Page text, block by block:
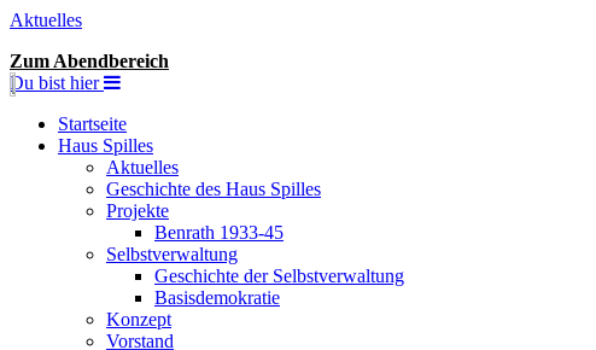
Aktuelles
Zum Abendbereich
Du bist hier
Startseite
Haus Spilles
Aktuelles
Geschichte des Haus Spilles
Projekte
Benrath 1933-45
Selbstverwaltung
Geschichte der Selbstverwaltung
Basisdemokratie
Konzept
Vorstand